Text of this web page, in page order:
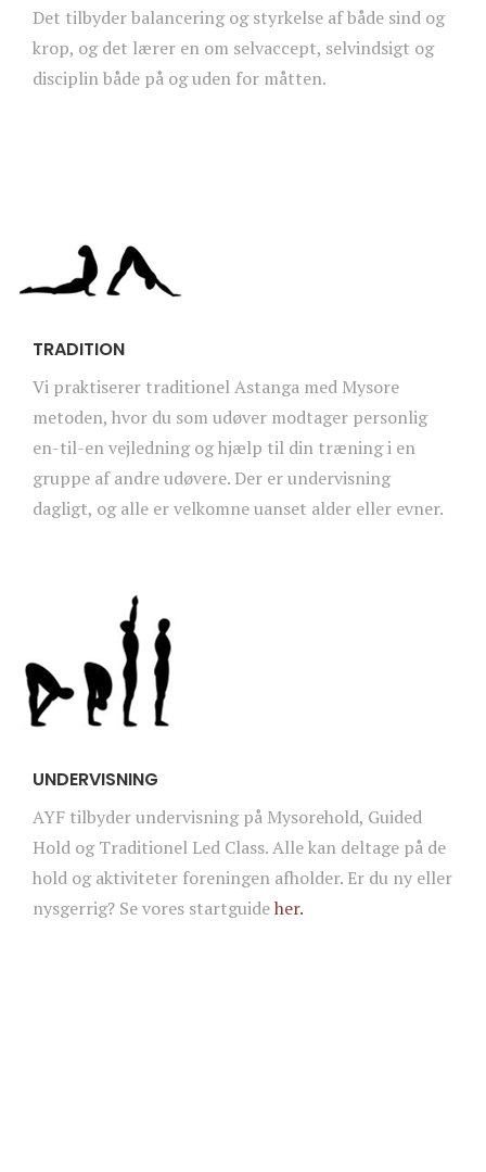
Det tilbyder balancering og styrkelse af både sind og
krop, og det lærer en om selvaccept, selvindsigt og
disciplin både på og uden for måtten.
TRADITION
Vi praktiserer traditionel Astanga med Mysore
metoden, hvor du som udøver modtager personlig
en-til-en vejledning og hjælp til din træning i en
gruppe af andre udøvere. Der er undervisning
dagligt, og alle er velkomne uanset alder eller evner.
UNDERVISNING
AYF tilbyder undervisning på Mysorehold, Guided
Hold og Traditionel Led Class. Alle kan deltage på de
hold og aktiviteter foreningen afholder. Er du ny eller
nysgerrig? Se vores startguideher.